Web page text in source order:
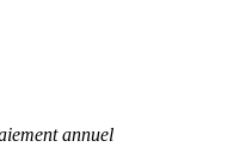
annuel